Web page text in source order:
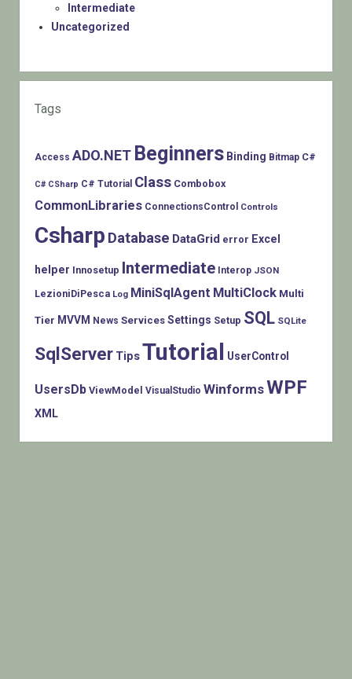
Intermediate
Uncategorized
Tags
Access ADO.NET Beginners Binding Bitmap C#
C# CSharp C# Tutorial Class Combobox
CommonLibraries ConnectionsControl Controls
Csharp Database DataGrid error Excel
helper Innosetup Intermediate Interop JSON
LezioniDiPesca Log MiniSqlAgent MultiClock Multi
Tier MVVM News Services Settings Setup SQL SQLite
SqlServer TipsTutorial UserControl
UsersDb ViewModel VisualStudio WinformsWPF
XML